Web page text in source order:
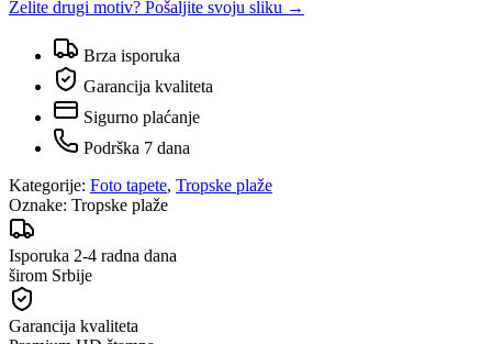
Želite drugi motiv? Pošaljite svoju sliku →
Brza isporuka
Garancija kvaliteta
Sigurno plaćanje
Podrška 7 dana
Kategorije: Foto tapete, Tropske plaže
Oznake: Tropske plaže
Isporuka 2-4 radna dana
širom Srbije
Garancija kvaliteta